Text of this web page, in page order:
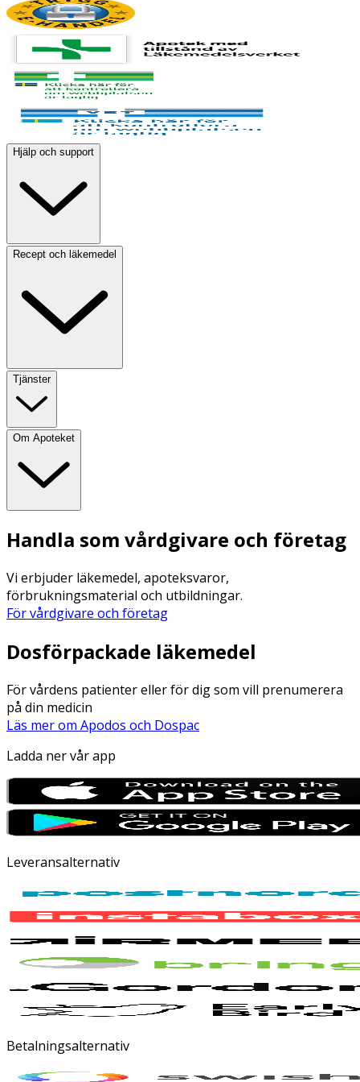
Hjälp och support
Recept och läkemedel
Tjänster
Om Apoteket
Handla som vårdgivare och företag
Vi erbjuder läkemedel, apoteksvaror,
förbrukningsmaterial och utbildningar.
För vårdgivare och företag
Dosförpackade läkemedel
För vårdens patienter eller för dig som vill prenumerera
på din medicin
Läs mer om Apodos och Dospac
Ladda ner vår app
Leveransalternativ
Betalningsalternativ